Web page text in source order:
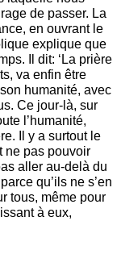
de passer. La
en ouvrant le
explique que
Il dit: ‘La prière
va enfin être
humanité, avec
Ce jour-là, sur
l’humanité,
Il y a surtout le
ne pas pouvoir
aller au-delà du
qu’ils ne s’en
tous, même pour
à eux,